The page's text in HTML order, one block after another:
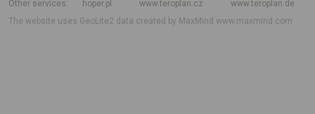
Other services
hoper.pl www.teroplan.cz
www.teroplan.de
The website uses GeoLite2 data created by MaxMindwww.maxmind.com